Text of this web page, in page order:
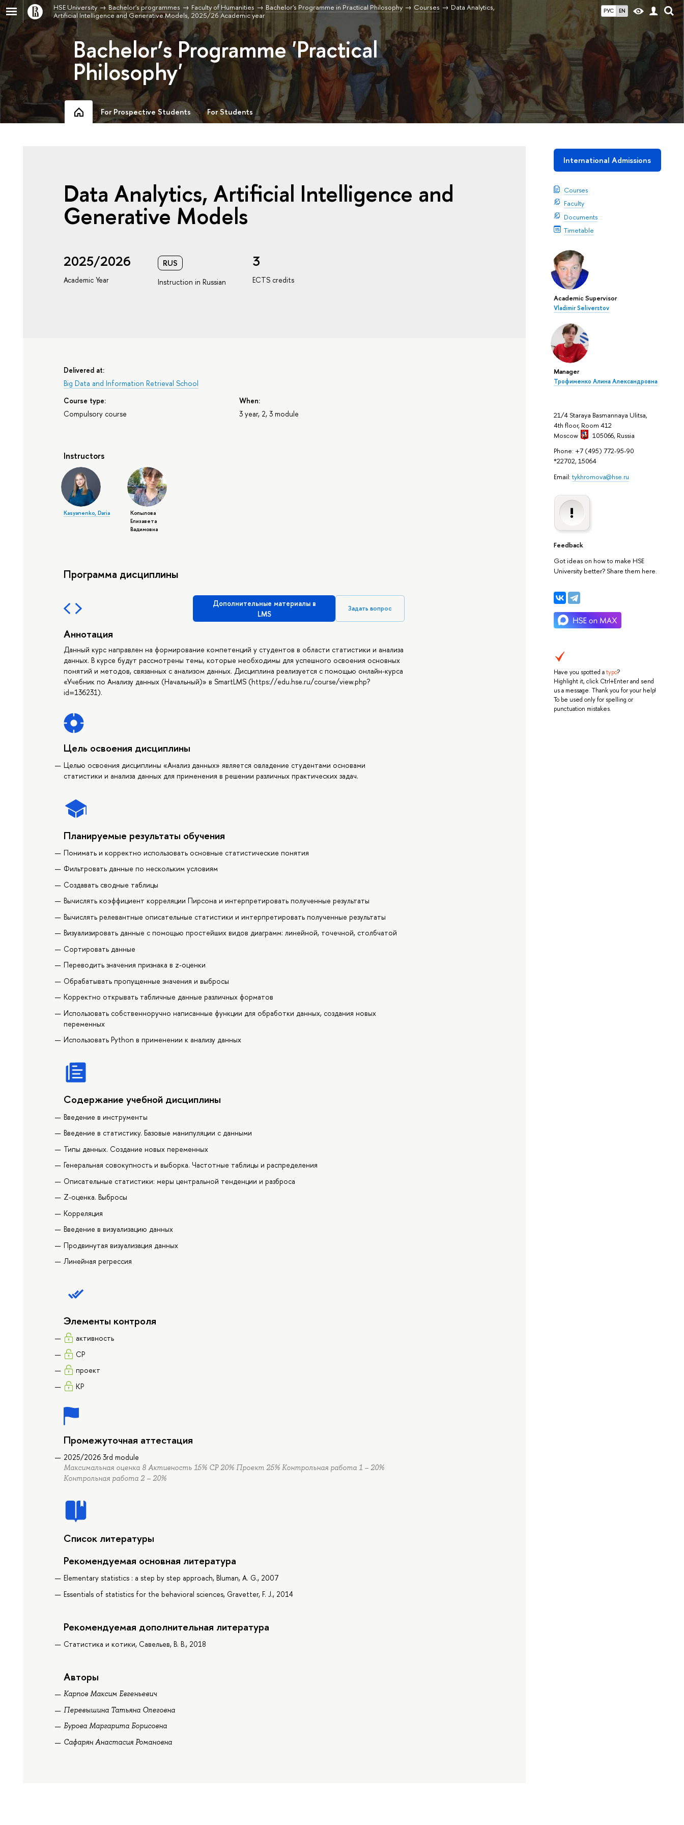
РУС EN
HSE University Bachelor's programmes Faculty of Humanities Bachelor's Programme in Practical Philosophy Courses
Data Analytics,
Artificial Intelligence and Generative Models, 2025/26 Academic year
Bachelor’s Programme 'Practical
Philosophy'
For Prospective Students For Students
International Admissions
Courses
Faculty
Documents
Timetable
Academic Supervisor
Vladimir Seliverstov
Manager
Трофименко Алина Александровна
21/4 Staraya Basmannaya Ulitsa,
4th floor, Room 412
Moscow
105066, Russia
Phone: +7 (495) 772-95-90
*22702, 15064
Email: tykhromova@hse.ru
Feedback
Got ideas on how to make HSE
University better? Share them here.
Have you spotted atypo?
Highlight it, click Ctrl+Enter and send
us a message. Thank you for your help!
To be used only for spelling or
punctuation mistakes.
Data Analytics, Artificial Intelligence and
Generative Models
2025/2026
Academic Year
RUS
Instruction in Russian
3
ECTS credits
Delivered at:
Big Data and Information Retrieval School
Course type:
Compulsory course
When:
3 year, 2, 3 module
Instructors
Kasyanenko, Daria
Копылова
Елизавета
Вадимовна
Программа дисциплины
Дополнительные материалы в
LMS
Задать вопрос
Аннотация
Данный курс направлен на формирование компетенций у студентов в области статистики и анализа
данных. В курсе будут рассмотрены темы, которые необходимы для успешного освоения основных
понятий и методов, связанных с анализом данных. Дисциплина реализуется с помощью онлайн-курса
«Учебник по Анализу данных (Начальный)» в SmartLMS (https://edu.hse.ru/course/view.php?
id=136231).
Цель освоения дисциплины
Целью освоения дисциплины «Анализ данных» является овладение студентами основами
статистики и анализа данных для применения в решении различных практических задач.
Планируемые результаты обучения
Понимать и корректно использовать основные статистические понятия
Фильтровать данные по нескольким условиям
Создавать сводные таблицы
Вычислять коэффициент корреляции Пирсона и интерпретировать полученные результаты
Вычислять релевантные описательные статистики и интерпретировать полученные результаты
Визуализировать данные с помощью простейших видов диаграмм: линейной, точечной, столбчатой
Сортировать данные
Переводить значения признака в z-оценки
Обрабатывать пропущенные значения и выбросы
Корректно открывать табличные данные различных форматов
Использовать собственноручно написанные функции для обработки данных, создания новых
переменных
Использовать Python в применении к анализу данных
Содержание учебной дисциплины
Введение в инструменты
Введение в статистику. Базовые манипуляции с данными
Типы данных. Создание новых переменных
Генеральная совокупность и выборка. Частотные таблицы и распределения
Описательные статистики: меры центральной тенденции и разброса
Z-оценка. Выбросы
Корреляция
Введение в визуализацию данных
Продвинутая визуализация данных
Линейная регрессия
Элементы контроля
активность
СР
проект
КР
Промежуточная аттестация
2025/2026 3rd module
Максимальная оценка 8 Активность 15% СР 20% Проект 25% Контрольная работа 1 – 20%
Контрольная работа 2 – 20%
Список литературы
Рекомендуемая основная литература
Elementary statistics : a step by step approach, Bluman, A. G., 2007
Essentials of statistics for the behavioral sciences, Gravetter, F. J., 2014
Рекомендуемая дополнительная литература
Статистика и котики, Савельев, В. В., 2018
Авторы
Карпов Максим Евгеньевич
Перевышина Татьяна Олеговна
Бурова Маргарита Борисовна
Сафарян Анастасия Романовна